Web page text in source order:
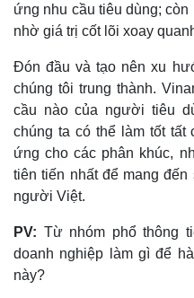
ứng nhu cầu tiêu dùng;
nhờ giá trị cốt lõi xoay
Đón đầu và tạo nên xu
chúng tôi trung thành.
cầu nào của người tiêu
chúng ta có thể làm tốt
ứng cho các phân khúc,
tiên tiến nhất để mang
người Việt.
PV: Từ nhóm phổ thông
doanh nghiệp làm gì để
này?